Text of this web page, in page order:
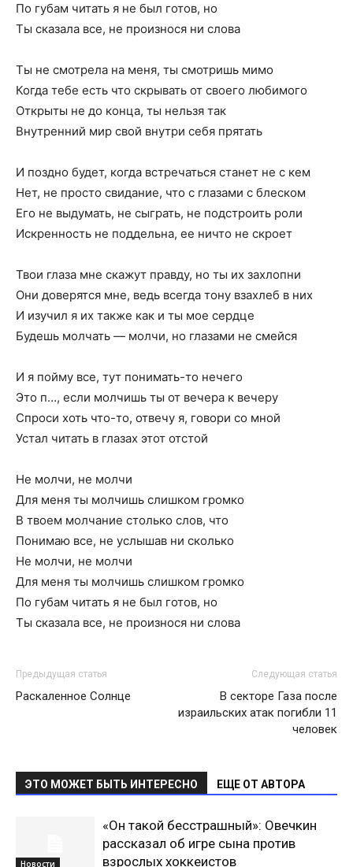
По губам читать я не был готов, но
Ты сказала все, не произнося ни слова
Ты не смотрела на меня, ты смотришь мимо
Когда тебе есть что скрывать от своего любимого
Открыты не до конца, ты нельзя так
Внутренний мир свой внутри себя прятать
И поздно будет, когда встречаться станет не с кем
Нет, не просто свидание, что с глазами с блеском
Его не выдумать, не сыграть, не подстроить роли
Искренность не поддельна, ее ничто не скроет
Твои глаза мне скажут правду, но ты их захлопни
Они доверятся мне, ведь всегда тону взахлеб в них
И изучил я их также как и ты мое сердце
Будешь молчать — молчи, но глазами не смейся
И я пойму все, тут понимать-то нечего
Это п…, если молчишь ты от вечера к вечеру
Спроси хоть что-то, отвечу я, говори со мной
Устал читать в глазах этот отстой
Не молчи, не молчи
Для меня ты молчишь слишком громко
В твоем молчание столько слов, что
Понимаю все, не услышав ни сколько
Не молчи, не молчи
Для меня ты молчишь слишком громко
По губам читать я не был готов, но
Ты сказала все, не произнося ни слова
Предыдущая статья
Раскаленное Солнце
Следующая статья
В секторе Газа после
израильских атак погибли 11
человек
ЭТО МОЖЕТ БЫТЬ ИНТЕРЕСНО ЕЩЕ ОТ АВТОРА
Новости
«Он такой бесстрашный»: Овечкин
рассказал об игре сына против
взрослых хоккеистов